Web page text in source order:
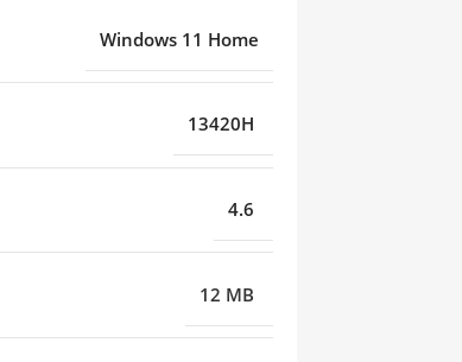
Windows 11 Home
13420H
4.6
12 MB